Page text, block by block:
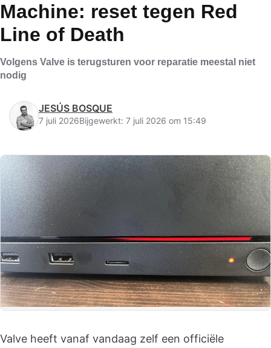
Machine: reset tegen Red
Line of Death
Volgens Valve is terugsturen voor reparatie meestal niet
nodig
JESÚS BOSQUE
7 juli 2026Bijgewerkt: 7 juli 2026 om 15:49
Valve heeft vanaf vandaag zelf een officiële